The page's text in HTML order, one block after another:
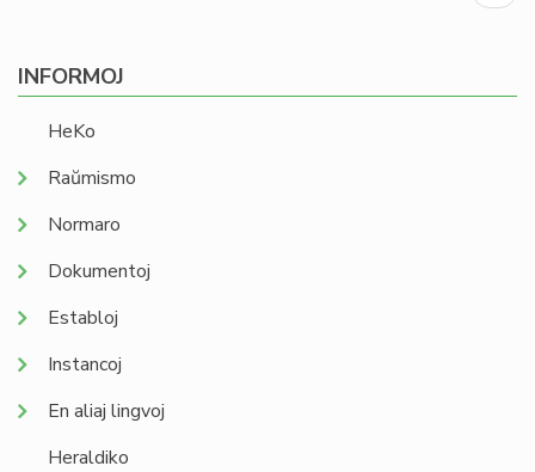
page
INFORMOJ
HeKo
Raŭmismo
Normaro
Dokumentoj
Establoj
Instancoj
En aliaj lingvoj
Heraldiko